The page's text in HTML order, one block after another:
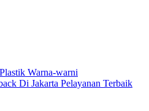
Warna-warni
Di Jakarta Pelayanan Terbaik